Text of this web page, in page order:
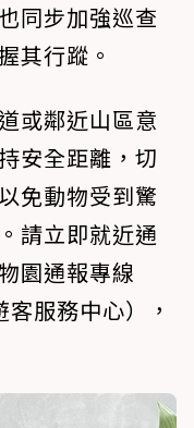
同步加強巡查
其行蹤。
或鄰近山區意
安全距離，切
免動物受到驚
請立即就近通
園通報專線
服務中心），